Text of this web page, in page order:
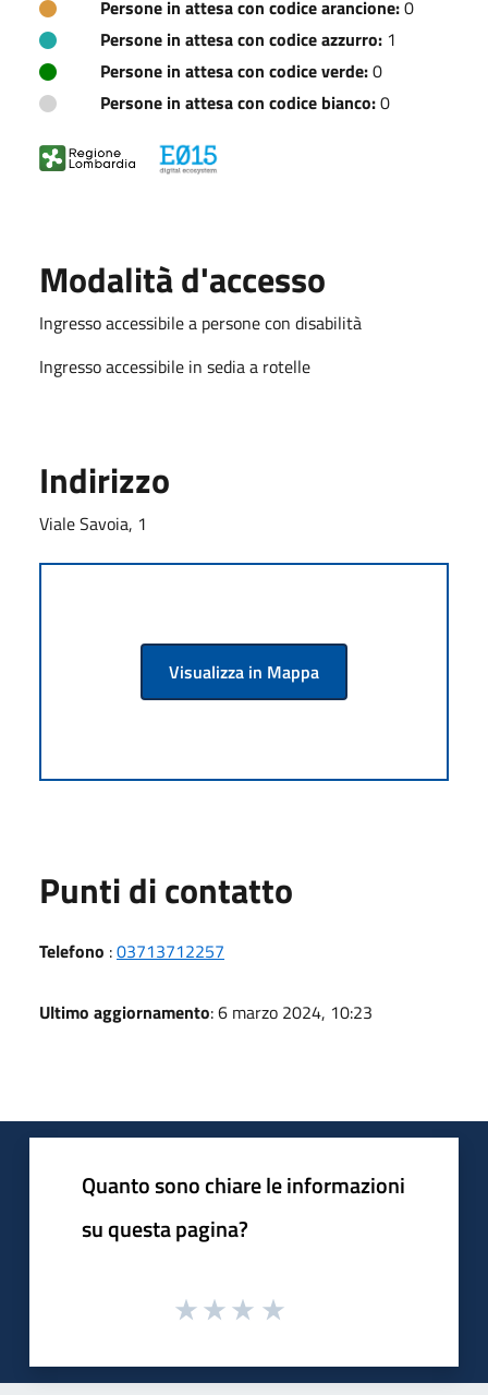
Persone in attesa con codice arancione:0
Persone in attesa con codice azzurro: 1
Persone in attesa con codice verde:0
Persone in attesa con codice bianco:0
Modalità d'accesso
Ingresso accessibile a persone con disabilità
Ingresso accessibile in sedia a rotelle
Indirizzo
Viale Savoia, 1
Visualizza in Mappa
Punti di contatto
Telefono :03713712257
Ultimo aggiornamento: 6 marzo 2024, 10:23
Quanto sono chiare le informazioni
su questa pagina?